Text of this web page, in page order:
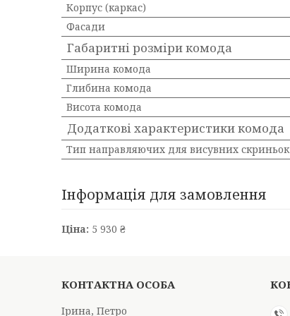
Корпус (каркас)
Фасади
Габаритні розміри комода
Ширина комода
Глибина комода
Висота комода
Додаткові характеристики комода
Тип направляючих для висувних скриньок
Інформація для замовлення
Ціна: 5 930 ₴
Ірина, Петро